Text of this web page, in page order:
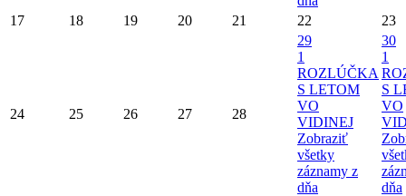
17 18 19 20 21 22 23
24 25 26 27 28
29
1
ROZLÚČKA
S LETOM
VO
VIDINEJ
Zobraziť
všetky
záznamy z
dňa
30
1
S
VO
dňa